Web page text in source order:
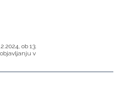
ob 13.
v